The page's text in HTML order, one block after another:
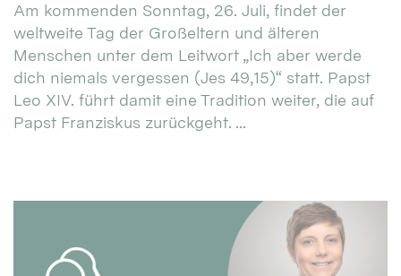
Am kommenden Sonntag, 26. Juli, findet der
weltweite Tag der Großeltern und älteren
Menschen unter dem Leitwort „Ich aber werde
dich niemals vergessen (Jes 49,15)“ statt. Papst
Leo XIV. führt damit eine Tradition weiter, die auf
Papst Franziskus zurückgeht. ...